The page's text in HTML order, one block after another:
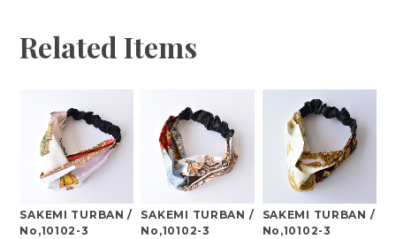
Related Items
SAKEMI TURBAN /
No,10102-3
SAKEMI TURBAN /
No,10102-3
SAKEMI TURBAN /
No,10102-3